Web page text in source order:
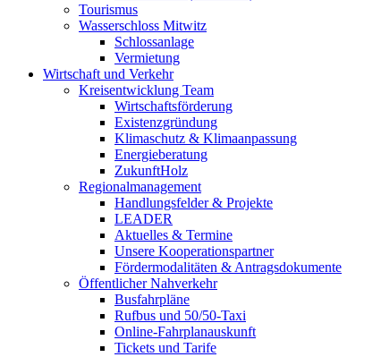
Tourismus
Wasserschloss Mitwitz
Schlossanlage
Vermietung
Wirtschaft und Verkehr
Kreisentwicklung Team
Wirtschaftsförderung
Existenzgründung
Klimaschutz & Klimaanpassung
Energieberatung
ZukunftHolz
Regionalmanagement
Handlungsfelder & Projekte
LEADER
Aktuelles & Termine
Unsere Kooperationspartner
Fördermodalitäten & Antragsdokumente
Öffentlicher Nahverkehr
Busfahrpläne
Rufbus und 50/50-Taxi
Online-Fahrplanauskunft
Tickets und Tarife